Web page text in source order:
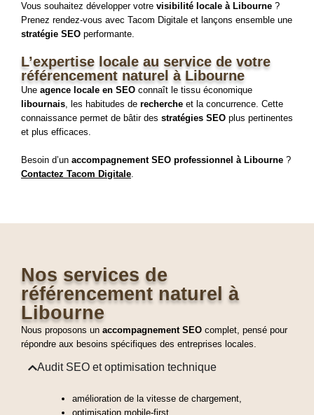
Vous souhaitez développer votre visibilité locale à Libourne ?
Prenez rendez-vous avec Tacom Digitale et lançons ensemble une
stratégie SEO performante.
L’expertise locale au service de votre
référencement naturel à Libourne
Une agence locale en SEO connaît le tissu économique
libournais, les habitudes de recherche et la concurrence. Cette
connaissance permet de bâtir des stratégies SEO plus pertinentes
et plus efficaces.
Besoin d’un accompagnement SEO professionnel à Libourne
Contactez Tacom Digitale.
Nos services de
référencement naturel à
Libourne
Nous proposons un accompagnement SEO complet, pensé pour
répondre aux besoins spécifiques des entreprises locales.
Audit SEO et optimisation technique
amélioration de la vitesse de chargement,
optimisation mobile-first,